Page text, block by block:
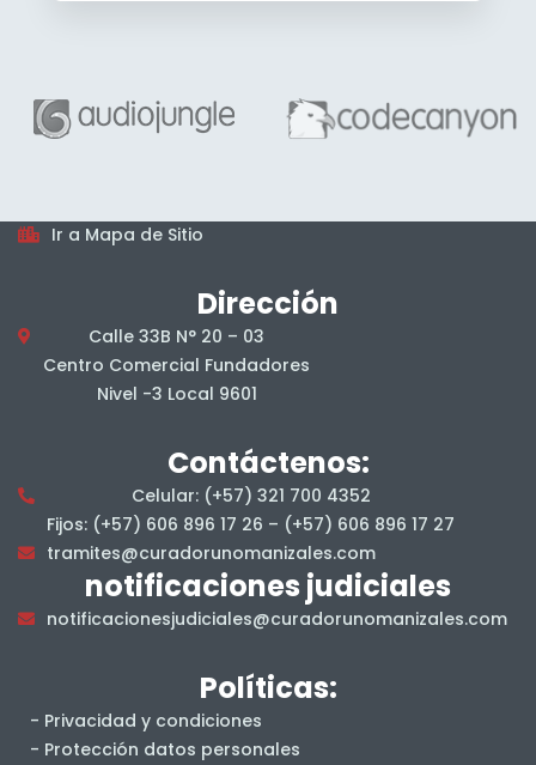
Horarios
De lunes a viernes, en jornada continua, en el horario
Ir a Mapa de Sitio
Dirección
Calle 33B N° 20 – 03
Centro Comercial Fundadores
Nivel -3 Local 9601
Contáctenos:
Celular: (+57) 321 700 4352
Fijos: (+57) 606 896 17 26 – (+57) 606 896 17 27
tramites@curadorunomanizales.com
notificaciones judiciales
notificacionesjudiciales@curadorunomanizales.com
Políticas:
- Privacidad y condiciones
- Protección datos personales